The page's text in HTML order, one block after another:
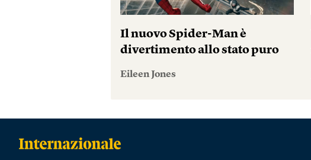
Il nuovo Spider-Man è
divertimento allo stato puro
Eileen Jones